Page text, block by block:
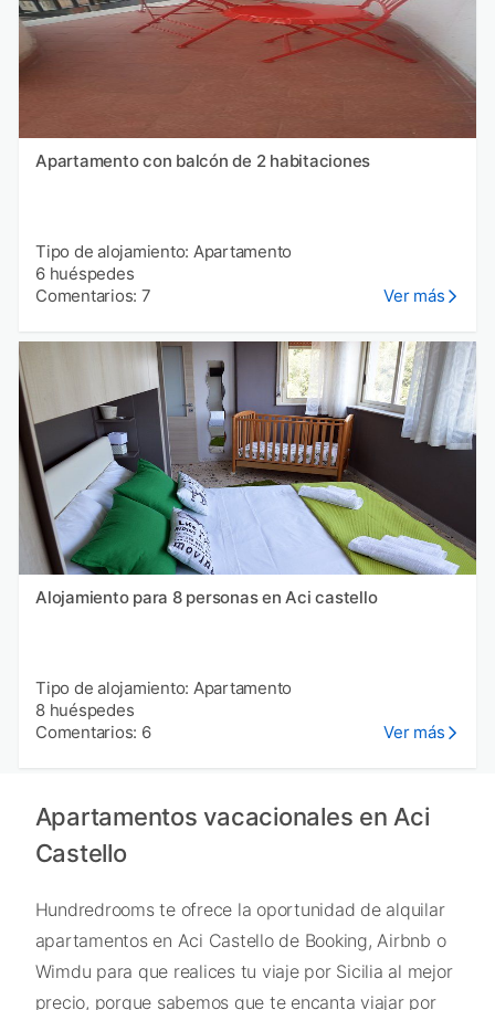
Apartamento con balcón de 2 habitaciones
Tipo de alojamiento: Apartamento
6 huéspedes
Comentarios: 7
Ver más
Alojamiento para 8 personas en Aci castello
Tipo de alojamiento: Apartamento
8 huéspedes
Comentarios: 6
Ver más
Apartamentos vacacionales en Aci
Castello
Hundredrooms te ofrece la oportunidad de alquilar
apartamentos en Aci Castello de Booking, Airbnb o
Wimdu para que realices tu viaje por Sicilia al mejor
precio, porque sabemos que te encanta viajar por